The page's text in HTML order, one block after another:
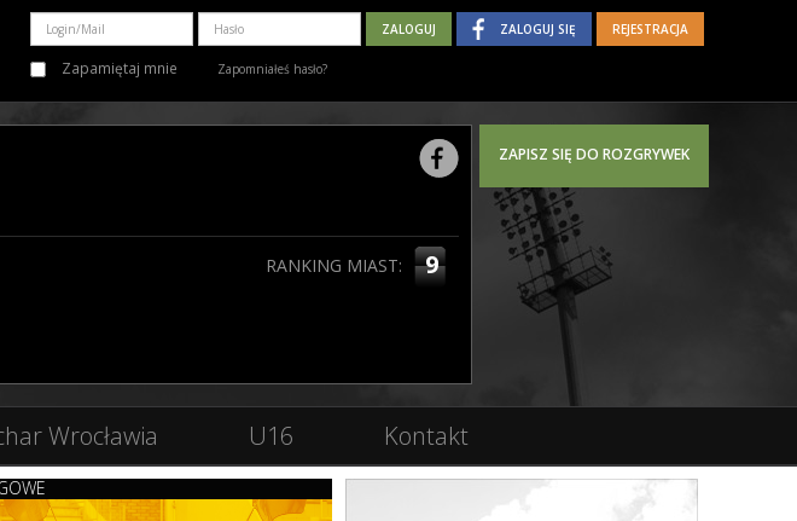
ZALOGUJ SIĘ REJESTRACJA
Zapamiętaj mnie Zapomniałeś hasło?
RANKING MIAST: 9
ZAPISZ SIĘ DO ROZGRYWEK
Wrocławia U16 Kontakt